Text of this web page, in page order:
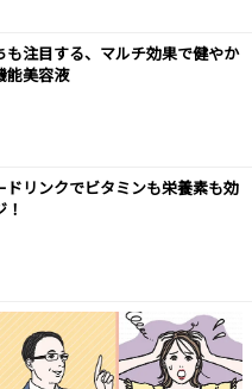
も注目する、マルチ効果で健やか
能美容液
ドリンクでビタミンも栄養素も効